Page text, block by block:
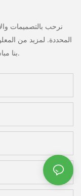
نرحب بالتصميمات
المحددة. لمزيد من
بنا مباشرة مع أسئلة أو استفسارات.